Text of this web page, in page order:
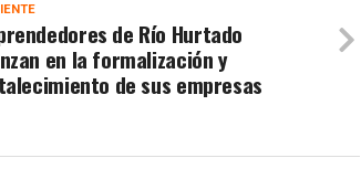
de Río Hurtado
en la formalización y
de sus empresas